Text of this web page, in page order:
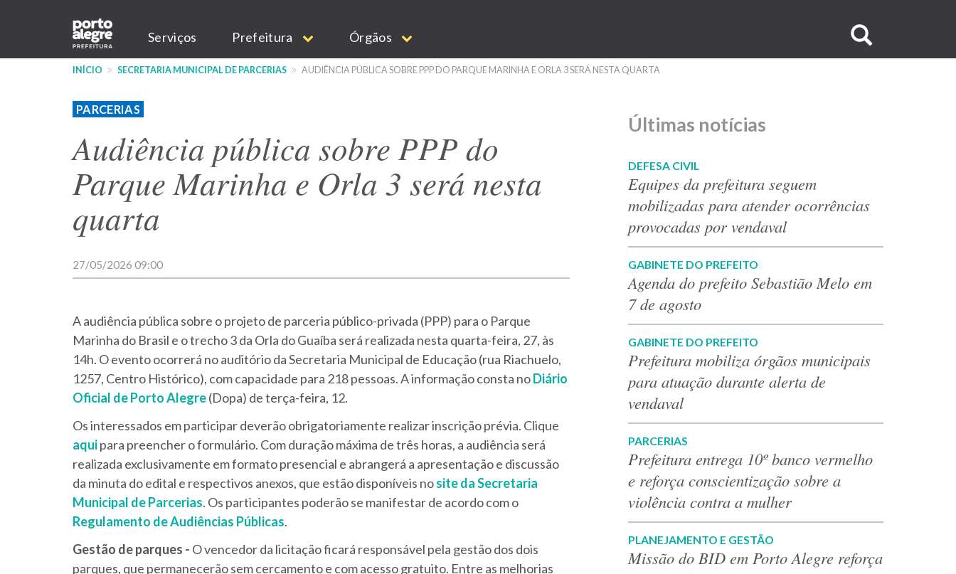
conteúdo
Main
navigation
Serviços Prefeitura Órgãos
no
INÍCIO SECRETARIA MUNICIPAL DE PARCERIAS AUDIÊNCIA PÚBLICA SOBRE PPP DO PARQUE MARINHA E ORLA 3 SERÁ NESTA QUARTA
PARCERIAS
Audiência pública sobre PPP do
Parque Marinha e Orla 3 será nesta
quarta
27/05/2026 09:00
A audiência pública sobre o projeto de parceria público-privada (PPP) para o Parque
Marinha do Brasil e o trecho 3 da Orla do Guaíba será realizada nesta quarta-feira, 27, às
14h. O evento ocorrerá no auditório da Secretaria Municipal de Educação (rua Riachuelo,
1257, Centro Histórico), com capacidade para 218 pessoas. A informação consta noDiário
Oficial de Porto Alegre(Dopa) de terça-feira, 12.
Os interessados em participar deverão obrigatoriamente realizar inscrição prévia. Clique
aquipara preencher o formulário. Com duração máxima de três horas, a audiência será
realizada exclusivamente em formato presencial e abrangerá a apresentação e discussão
da minuta do edital e respectivos anexos, que estão disponíveis nosite da Secretaria
Municipal de Parcerias. Os participantes poderão se manifestar de acordo com o
Regulamento de Audiências Públicas.
Gestão de parques - O vencedor da licitação ficará responsável pela gestão dos dois
parques, que permanecerão sem cercamento e com acesso gratuito. Entre as melhorias
Últimas notícias
DEFESA CIVIL
Equipes da prefeitura seguem
mobilizadas para atender ocorrências
provocadas por vendaval
GABINETE DO PREFEITO
Agenda do prefeito Sebastião Melo em
7 de agosto
GABINETE DO PREFEITO
Prefeitura mobiliza órgãos municipais
para atuação durante alerta de
vendaval
PARCERIAS
Prefeitura entrega 10º banco vermelho
e reforça conscientização sobre a
violência contra a mulher
PLANEJAMENTO E GESTÃO
Missão do BID em Porto Alegre reforça